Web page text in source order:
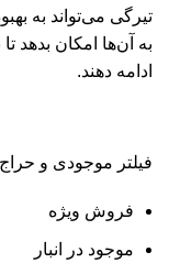
فیلتر موجودی و حراج
فروش ویژه
موجود در انبار
تیرگی می‌تواند به
به آن‌ها امکان بدهد
ادامه دهند.